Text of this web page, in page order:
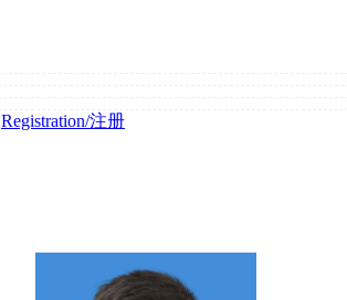
Registration/注册